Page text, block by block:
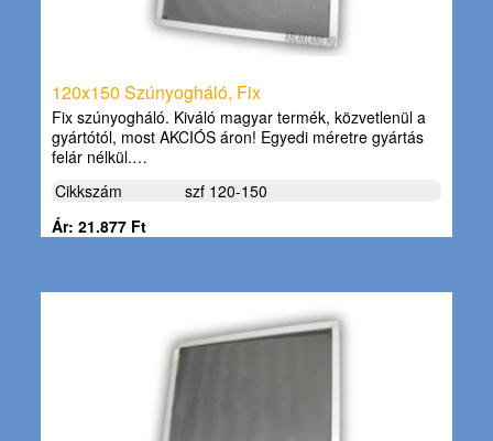
120x150 Szúnyogháló, Fix
Fix szúnyogháló. Kiváló magyar termék, közvetlenül a
gyártótól, most AKCIÓS áron! Egyedi méretre gyártás
felár nélkül.…
Cikkszám
szf 120-150
Ár: 21.877 Ft